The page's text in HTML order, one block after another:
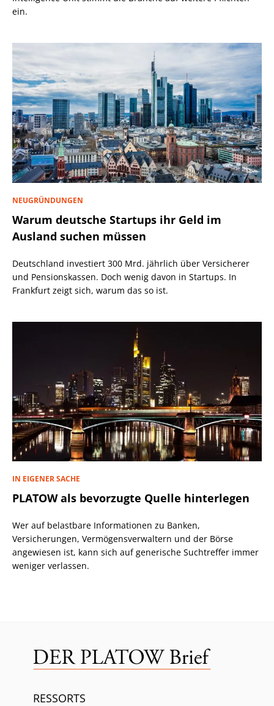
ein.
NEUGRÜNDUNGEN
Warum deutsche Startups ihr Geld im
Ausland suchen müssen
Deutschland investiert 300 Mrd. jährlich über Versicherer
und Pensionskassen. Doch wenig davon in Startups. In
Frankfurt zeigt sich, warum das so ist.
IN EIGENER SACHE
PLATOW als bevorzugte Quelle hinterlegen
Wer auf belastbare Informationen zu Banken,
Versicherungen, Vermögensverwaltern und der Börse
angewiesen ist, kann sich auf generische Suchtreffer immer
weniger verlassen.
RESSORTS